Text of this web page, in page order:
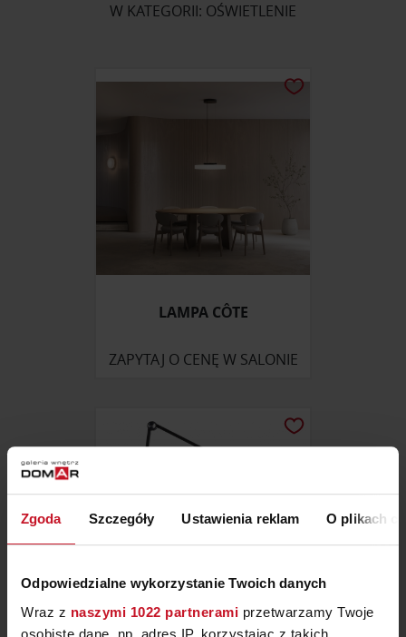
Zgoda Szczegóły Ustawienia reklam O plikach
Odpowiedzialne wykorzystanie Twoich danych
Wraz z naszymi 1022 partnerami przetwarzamy Twoje
osobiste dane, np. adres IP, korzystając z takich
W KATEGORII: OŚWIETLENIE
LAMPA CÔTE
ZAPYTAJ O CENĘ W SALONIE